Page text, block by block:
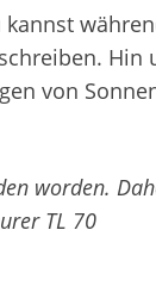
Hin
von
worden.
TL 70